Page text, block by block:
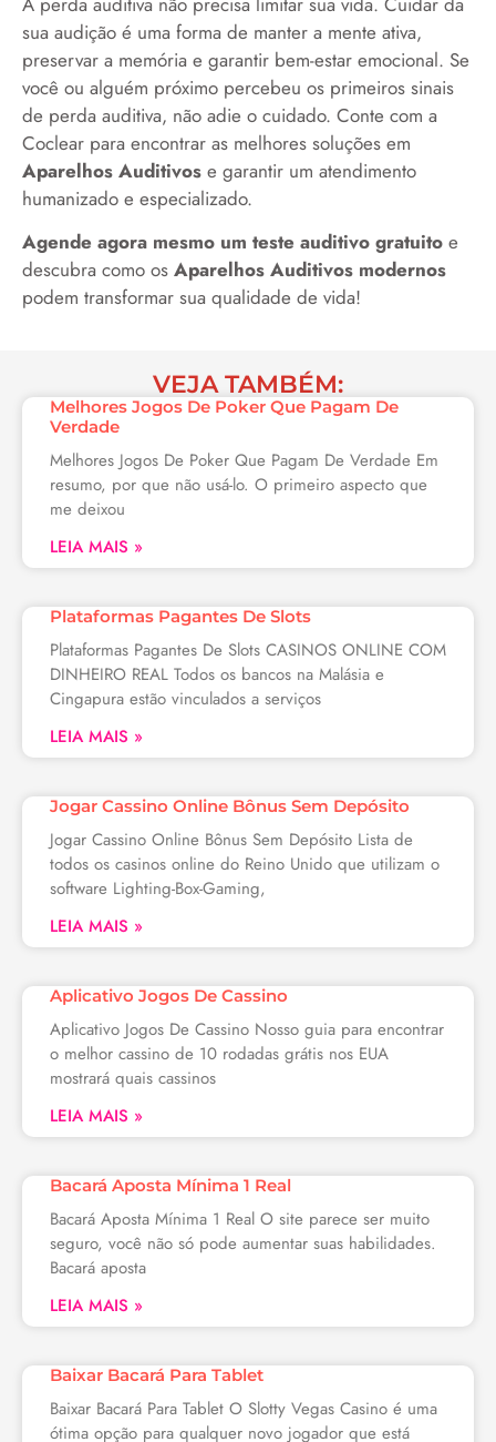
sua audição é uma forma de manter a mente ativa,
preservar a memória e garantir bem-estar emocional. Se
você ou alguém próximo percebeu os primeiros sinais
de perda auditiva, não adie o cuidado. Conte com a
Coclear para encontrar as melhores soluções em
Aparelhos Auditivos e garantir um atendimento
humanizado e especializado.
Agende agora mesmo um teste auditivo gratuito e
descubra como os Aparelhos Auditivos modernos
podem transformar sua qualidade de vida!
VEJA TAMBÉM:
Melhores Jogos De Poker Que Pagam De
Verdade
Melhores Jogos De Poker Que Pagam De Verdade Em
resumo, por que não usá-lo. O primeiro aspecto que
me deixou
LEIA MAIS »
Plataformas Pagantes De Slots
Plataformas Pagantes De Slots CASINOS ONLINE COM
DINHEIRO REAL Todos os bancos na Malásia e
Cingapura estão vinculados a serviços
LEIA MAIS »
Jogar Cassino Online Bônus Sem Depósito
Jogar Cassino Online Bônus Sem Depósito Lista de
todos os casinos online do Reino Unido que utilizam o
software Lighting-Box-Gaming,
LEIA MAIS »
Aplicativo Jogos De Cassino
Aplicativo Jogos De Cassino Nosso guia para encontrar
o melhor cassino de 10 rodadas grátis nos EUA
mostrará quais cassinos
LEIA MAIS »
Bacará Aposta Mínima 1 Real
Bacará Aposta Mínima 1 Real O site parece ser muito
seguro, você não só pode aumentar suas habilidades.
Bacará aposta
LEIA MAIS »
Baixar Bacará Para Tablet
Baixar Bacará Para Tablet O Slotty Vegas Casino é uma
ótima opção para qualquer novo jogador que está